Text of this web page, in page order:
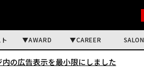
AWARD CAREER SALON
内の広告表示を最小限にしました